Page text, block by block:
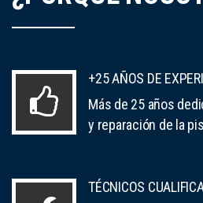
+25 AÑOS DE
Más de 25 años
y reparación de la
TÉCNICOS